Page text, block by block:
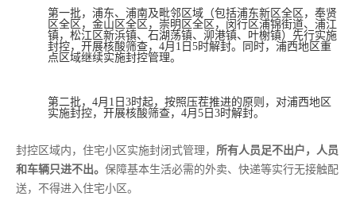
第一批，浦东、浦南及毗邻区域（包括浦东新区全区，奉贤
区全区，金山区全区，崇明区全区，闵行区浦锦街道、浦江
镇，松江区新浜镇、石湖荡镇、泖港镇、叶榭镇）先行实施
封控，开展核酸筛查，4月1日5时解封。同时，浦西地区重
点区域继续实施封控管理。
第二批，4月1日3时起，按照压茬推进的原则，对浦西地区
实施封控，开展核酸筛查，4月5日3时解封。
封控区域内，住宅小区实施封闭式管理， 所有人员足不出户，人员
和车辆只进不出。 保障基本生活必需的外卖、快递等实行无接触配
送，不得进入住宅小区。